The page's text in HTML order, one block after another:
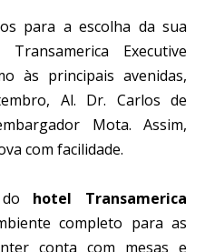
para a escolha da sua
Executive
às principais avenidas,
Al. Dr. Carlos de
Mota. Assim,
com facilidade.
hotel Transamerica
completo para as
conta com mesas e